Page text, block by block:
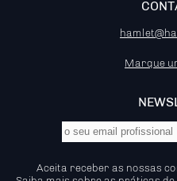
Marque
Aceita receber as nossas